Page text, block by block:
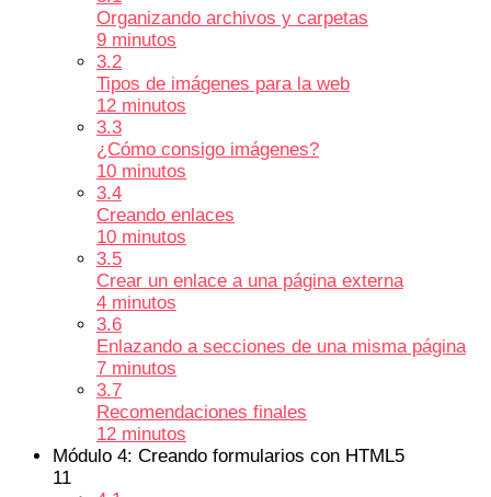
Organizando archivos y carpetas
9 minutos
3.2
Tipos de imágenes para la web
12 minutos
3.3
¿Cómo consigo imágenes?
10 minutos
3.4
Creando enlaces
10 minutos
3.5
Crear un enlace a una página externa
4 minutos
3.6
Enlazando a secciones de una misma página
7 minutos
3.7
Recomendaciones finales
12 minutos
Módulo 4: Creando formularios con HTML5
11